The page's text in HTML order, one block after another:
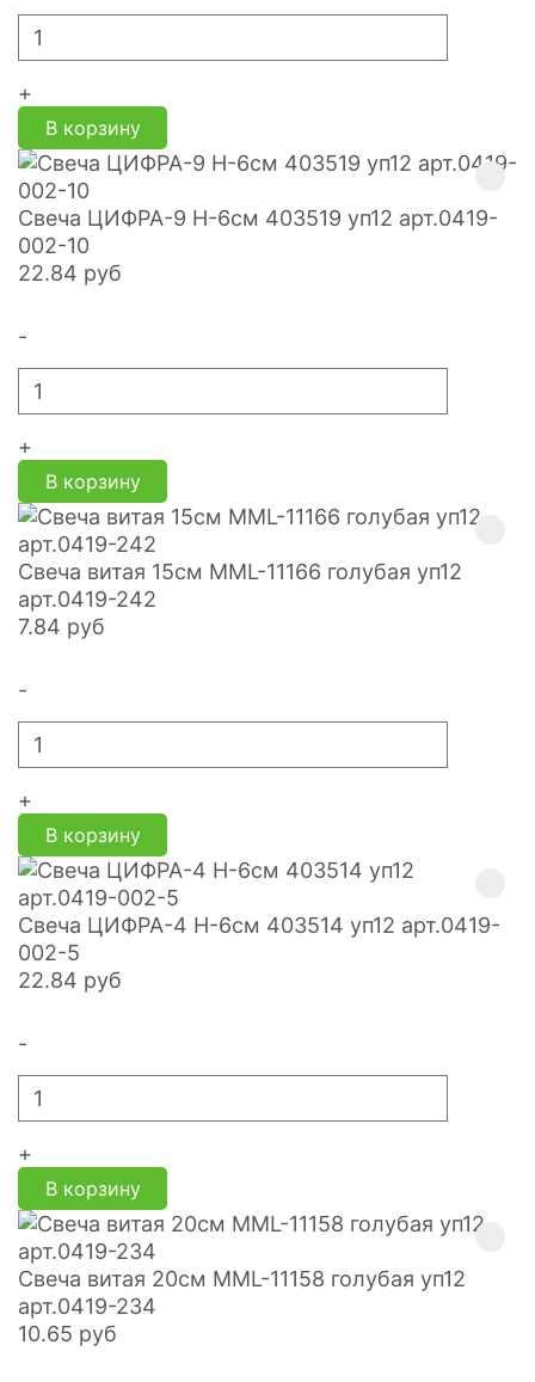
+
В корзину
Свеча ЦИФРА-9 H-6см 403519 уп12 арт.0419-
002-10
22.84 руб
-
+
В корзину
Свеча витая 15см MML-11166 голубая уп12
арт.0419-242
7.84 руб
-
+
В корзину
Свеча ЦИФРА-4 H-6см 403514 уп12 арт.0419-
002-5
22.84 руб
-
+
В корзину
Свеча витая 20см MML-11158 голубая уп12
арт.0419-234
10.65 руб